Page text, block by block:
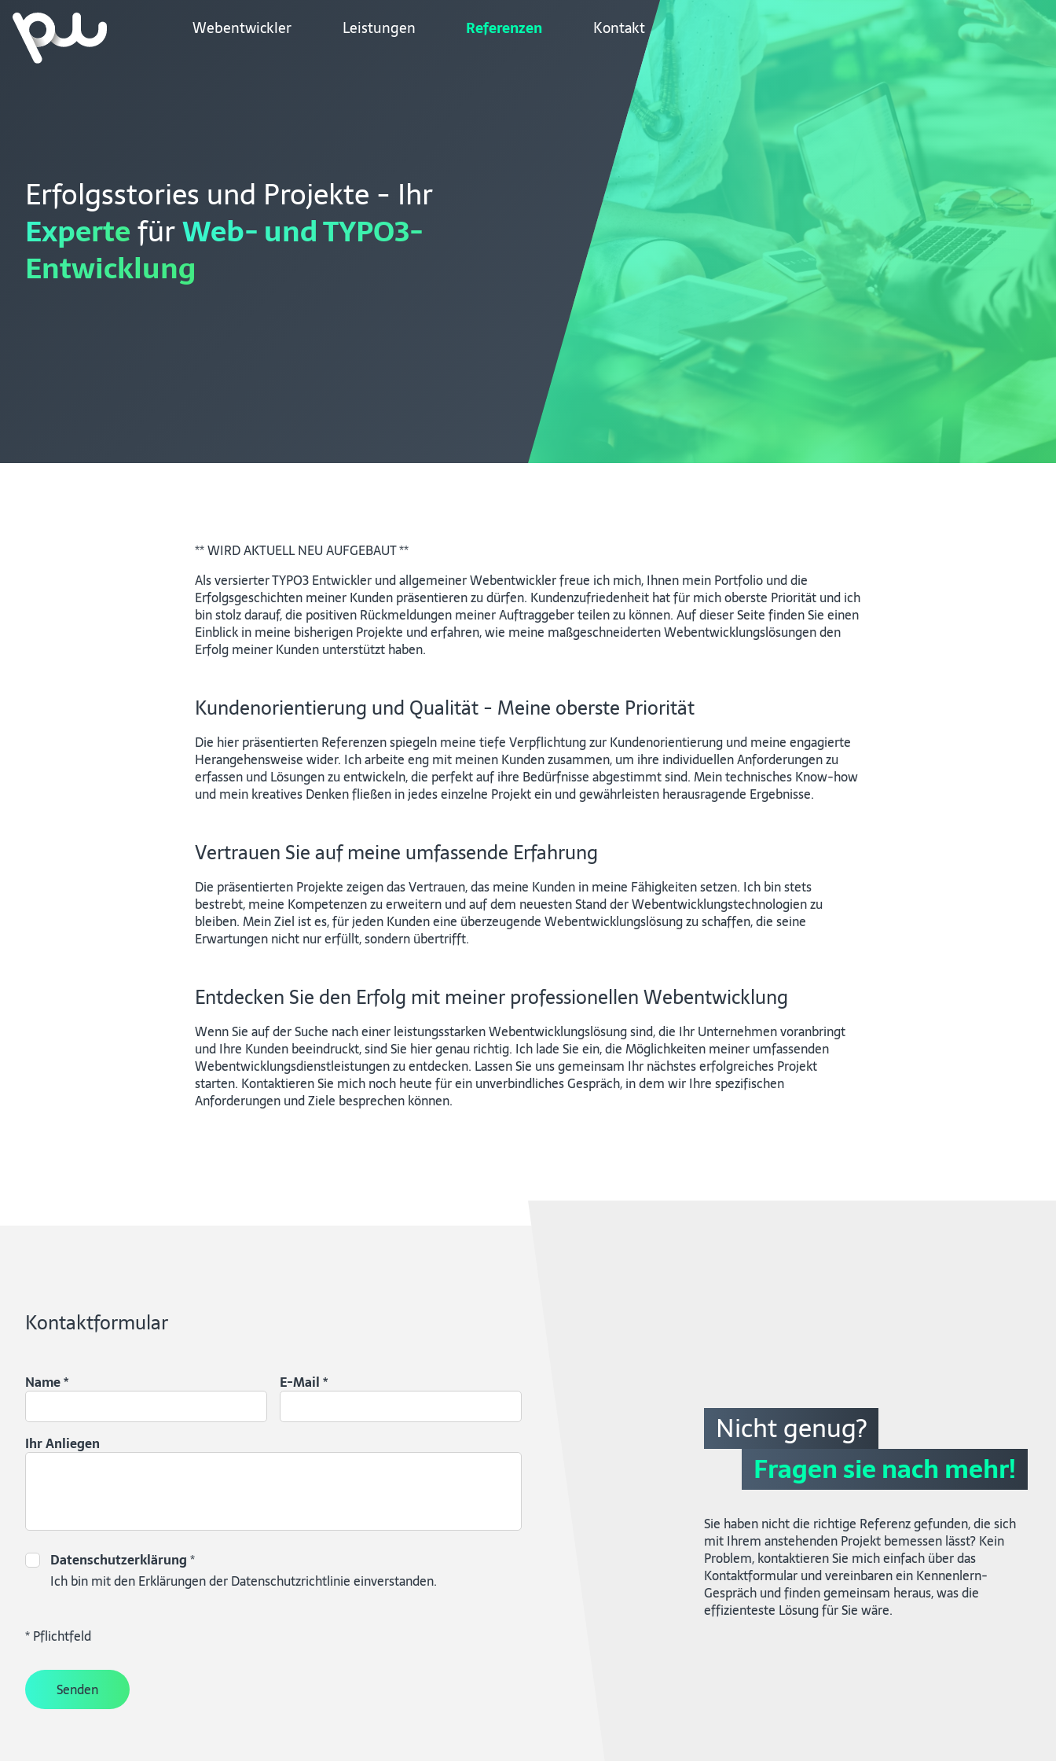
Webentwickler Leistungen Referenzen Kontakt
Erfolgsstories und Projekte - Ihr
ExpertefürWeb- und TYPO3-
Entwicklung
** WIRD AKTUELL NEU AUFGEBAUT **
Als versierter TYPO3 Entwickler und allgemeiner Webentwickler freue ich mich, Ihnen mein Portfolio und die
Erfolgsgeschichten meiner Kunden präsentieren zu dürfen. Kundenzufriedenheit hat für mich oberste Priorität und ich
bin stolz darauf, die positiven Rückmeldungen meiner Auftraggeber teilen zu können. Auf dieser Seite finden Sie einen
Einblick in meine bisherigen Projekte und erfahren, wie meine maßgeschneiderten Webentwicklungslösungen den
Erfolg meiner Kunden unterstützt haben.
Kundenorientierung und Qualität - Meine oberste Priorität
Die hier präsentierten Referenzen spiegeln meine tiefe Verpflichtung zur Kundenorientierung und meine engagierte
Herangehensweise wider. Ich arbeite eng mit meinen Kunden zusammen, um ihre individuellen Anforderungen zu
erfassen und Lösungen zu entwickeln, die perfekt auf ihre Bedürfnisse abgestimmt sind. Mein technisches Know-how
und mein kreatives Denken fließen in jedes einzelne Projekt ein und gewährleisten herausragende Ergebnisse.
Vertrauen Sie auf meine umfassende Erfahrung
Die präsentierten Projekte zeigen das Vertrauen, das meine Kunden in meine Fähigkeiten setzen. Ich bin stets
bestrebt, meine Kompetenzen zu erweitern und auf dem neuesten Stand der Webentwicklungstechnologien zu
bleiben. Mein Ziel ist es, für jeden Kunden eine überzeugende Webentwicklungslösung zu schaffen, die seine
Erwartungen nicht nur erfüllt, sondern übertrifft.
Entdecken Sie den Erfolg mit meiner professionellen Webentwicklung
Wenn Sie auf der Suche nach einer leistungsstarken Webentwicklungslösung sind, die Ihr Unternehmen voranbringt
und Ihre Kunden beeindruckt, sind Sie hier genau richtig. Ich lade Sie ein, die Möglichkeiten meiner umfassenden
Webentwicklungsdienstleistungen zu entdecken. Lassen Sie uns gemeinsam Ihr nächstes erfolgreiches Projekt
starten. Kontaktieren Sie mich noch heute für ein unverbindliches Gespräch, in dem wir Ihre spezifischen
Anforderungen und Ziele besprechen können.
Kontaktformular
Name* E-Mail*
Ihr Anliegen
Datenschutzerklärung*
Ich bin mit den Erklärungen der Datenschutzrichtlinie einverstanden.
* Pflichtfeld
Senden
Nicht genug?
Fragen sie nach mehr!
Sie haben nicht die richtige Referenz gefunden, die sich
mit Ihrem anstehenden Projekt bemessen lässt? Kein
Problem, kontaktieren Sie mich einfach über das
Kontaktformular und vereinbaren ein Kennenlern-
Gespräch und finden gemeinsam heraus, was die
effizienteste Lösung für Sie wäre.